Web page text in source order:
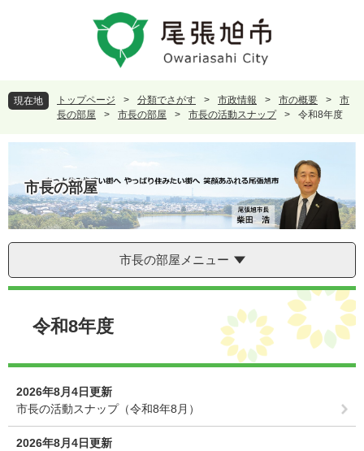
頭
で
。
飛
ば
て
へ
現在地 トップページ > 分類でさがす > 市政情報 > 市の概要 >
市
長の部屋
> 市長の部屋 > 市長の活動スナップ > 令和8年度
市長の部屋
市長の部屋メニュー
本
令和8年度
2026年8月4日更新
市長の活動スナップ（令和8年8月）
2026年8月4日更新